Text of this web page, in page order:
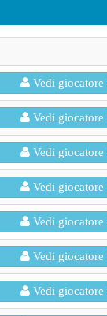
Vedi giocatore
Vedi giocatore
Vedi giocatore
Vedi giocatore
Vedi giocatore
Vedi giocatore
Vedi giocatore